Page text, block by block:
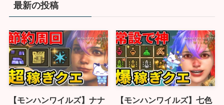
最新の投稿
【モンハンワイルズ】ナナ
【モンハンワイルズ】七色